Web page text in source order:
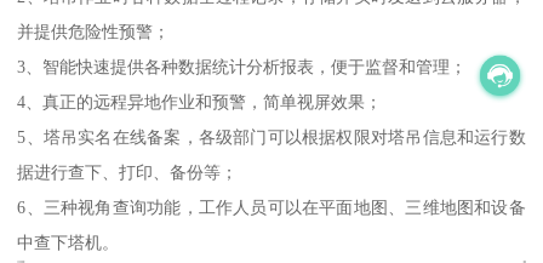
并提供危险性预警；
3、智能快速提供各种数据统计分析报表，便于监督和管理；
4、真正的远程异地作业和预警，简单视屏效果；
5、塔吊实名在线备案，各级部门可以根据权限对塔吊信息和运行数
据进行查下、打印、备份等；
6、三种视角查询功能，工作人员可以在平面地图、三维地图和设备
中查下塔机。